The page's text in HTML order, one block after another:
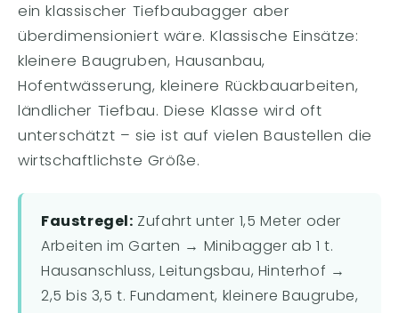
ein klassischer Tiefbaubagger aber
überdimensioniert wäre. Klassische Einsätze:
kleinere Baugruben, Hausanbau,
Hofentwässerung, kleinere Rückbauarbeiten,
ländlicher Tiefbau. Diese Klasse wird oft
unterschätzt – sie ist auf vielen Baustellen die
wirtschaftlichste Größe.
Faustregel: Zufahrt unter 1,5 Meter oder
Arbeiten im Garten → Minibagger ab 1 t.
Hausanschluss, Leitungsbau, Hinterhof →
2,5 bis 3,5 t. Fundament, kleinere Baugrube,